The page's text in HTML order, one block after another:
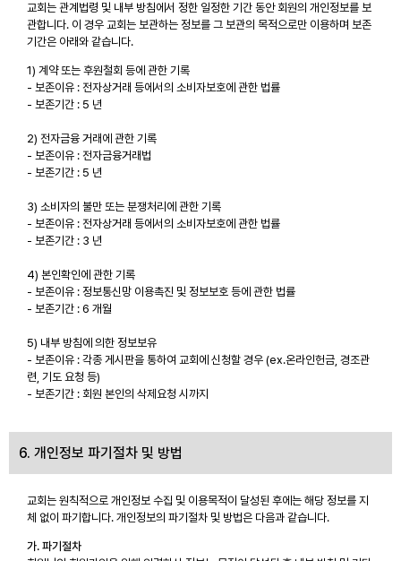
교회는 관계법령 및 내부 방침에서 정한 일정한 기간 동안 회원의 개인정보를 보
관합니다. 이 경우 교회는 보관하는 정보를 그 보관의 목적으로만 이용하며 보존
기간은 아래와 같습니다.
1) 계약 또는 후원철회 등에 관한 기록
- 보존이유 : 전자상거래 등에서의 소비자보호에 관한 법률
- 보존기간 : 5 년
2) 전자금융 거래에 관한 기록
- 보존이유 : 전자금융거래법
- 보존기간 : 5 년
3) 소비자의 불만 또는 분쟁처리에 관한 기록
- 보존이유 : 전자상거래 등에서의 소비자보호에 관한 법률
- 보존기간 : 3 년
4) 본인확인에 관한 기록
- 보존이유 : 정보통신망 이용촉진 및 정보보호 등에 관한 법률
- 보존기간 : 6 개월
5) 내부 방침에 의한 정보보유
- 보존이유 : 각종 게시판을 통하여 교회에 신청할 경우 (ex.온라인헌금, 경조관
련, 기도 요청 등)
- 보존기간 : 회원 본인의 삭제요청 시까지
6. 개인정보 파기절차 및 방법
교회는 원칙적으로 개인정보 수집 및 이용목적이 달성된 후에는 해당 정보를 지
체 없이 파기합니다. 개인정보의 파기절차 및 방법은 다음과 같습니다.
가. 파기절차